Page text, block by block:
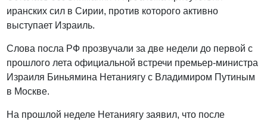
иранских сил в Сирии, против которого активно
выступает Израиль.
Слова посла РФ прозвучали за две недели до первой с
прошлого лета официальной встречи премьер-министра
Израиля Биньямина Нетаниягу с Владимиром Путиным
в Москве.
На прошлой неделе Нетаниягу заявил, что после